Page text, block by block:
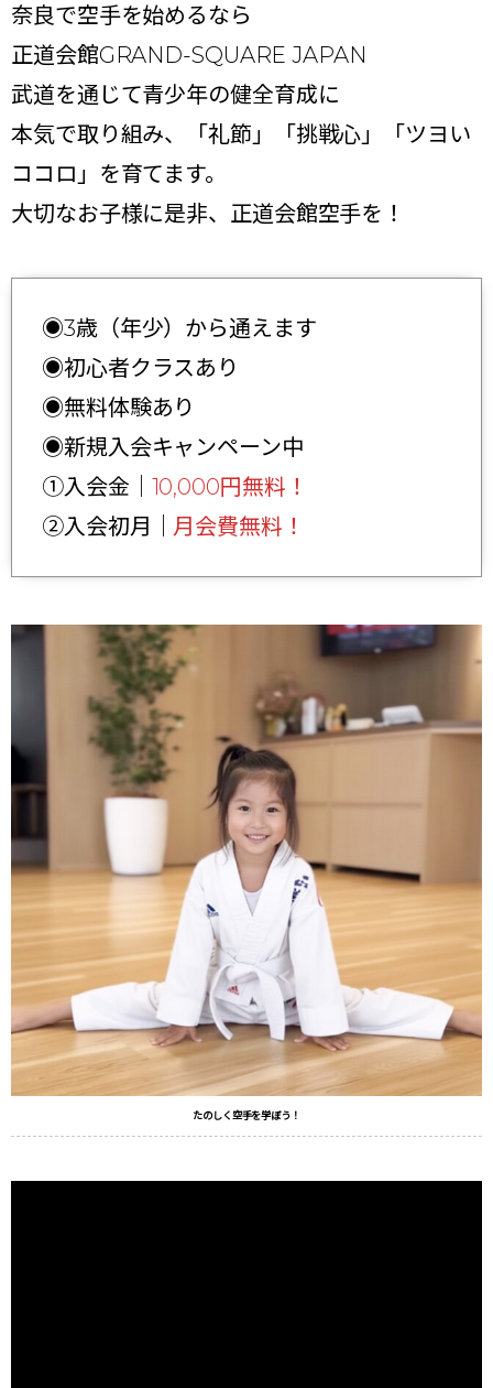
奈良で空手を始めるなら
正道会館GRAND-SQUARE JAPAN
武道を通じて青少年の健全育成に
本気で取り組み、「礼節」「挑戦心」「ツヨい
ココロ」を育てます。
大切なお子様に是非、正道会館空手を！
◉3歳（年少）から通えます
◉初心者クラスあり
◉無料体験あり
◉新規入会キャンペーン中
①入会金｜ 10,000円無料！
②入会初月｜ 月会費無料！
たのしく空手を学ぼう！